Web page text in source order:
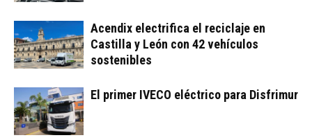
Acendix electrifica el reciclaje en
Castilla y León con 42 vehículos
sostenibles
El primer IVECO eléctrico para Disfrimur